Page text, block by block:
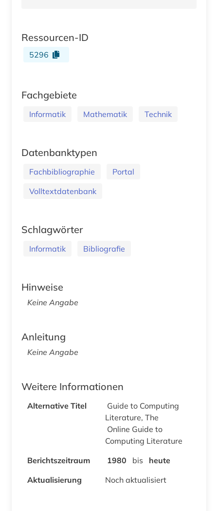
Ressourcen-ID
5296
Fachgebiete
Informatik Mathematik Technik
Datenbanktypen
Fachbibliographie
Portal
Volltextdatenbank
Schlagwörter
Informatik Bibliografie
Hinweise
Keine Angabe
Anleitung
Keine Angabe
Weitere Informationen
Alternative Titel
Guide to Computing
Literature, The
Online Guide to
Computing Literature
Berichtszeitraum
1980 bis
heute
Aktualisierung
Noch aktualisiert